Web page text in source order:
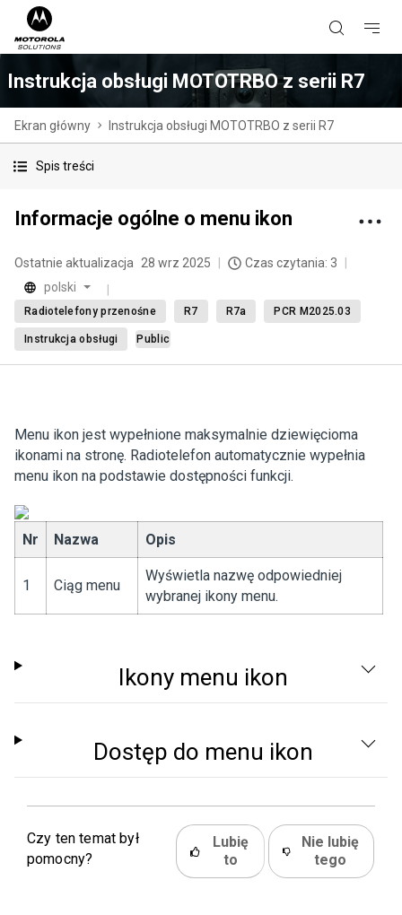
Instrukcja obsługi MOTOTRBO z serii R7
Ekran główny Instrukcja obsługi MOTOTRBO z serii R7
Spis treści
Informacje ogólne o menu ikon
Ostatnie aktualizacja 28 wrz 2025
Czas czytania: 3
polski
Radiotelefony przenośne R7 R7a PCR M2025.03
Instrukcja obsługi Public
Menu ikon jest wypełnione maksymalnie dziewięcioma
ikonami na stronę. Radiotelefon automatycznie wypełnia
menu ikon na podstawie dostępności funkcji.
Nr Nazwa Opis
1 Ciąg menu
Wyświetla nazwę odpowiedniej
wybranej ikony menu.
Ikony menu ikon
Dostęp do menu ikon
Czy ten temat był
pomocny?
Lubię
to
Nie lubię
tego